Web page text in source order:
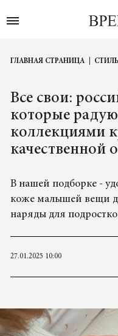
ГЛАВНАЯ СТРАНИЦА
Все свои:
которые
коллекциями
качественной
В нашей подборке -
коже малышей вещи
наряды для
27.01.2025 10:00